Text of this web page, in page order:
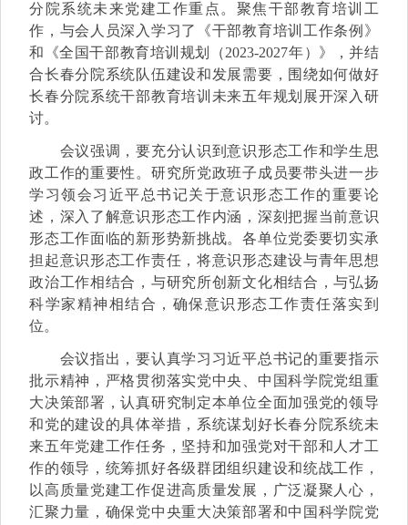
分院系统未来党建工作重点。聚焦干部教育培训工
作，与会人员深入学习了《干部教育培训工作条例》
和《全国干部教育培训规划（2023-2027年）》，并结
合长春分院系统队伍建设和发展需要，围绕如何做好
长春分院系统干部教育培训未来五年规划展开深入研
讨。
会议强调，要充分认识到意识形态工作和学生思
政工作的重要性。研究所党政班子成员要带头进一步
学习领会习近平总书记关于意识形态工作的重要论
述，深入了解意识形态工作内涵，深刻把握当前意识
形态工作面临的新形势新挑战。各单位党委要切实承
担起意识形态工作责任，将意识形态建设与青年思想
政治工作相结合，与研究所创新文化相结合，与弘扬
科学家精神相结合，确保意识形态工作责任落实到
位。
会议指出，要认真学习习近平总书记的重要指示
批示精神，严格贯彻落实党中央、中国科学院党组重
大决策部署，认真研究制定本单位全面加强党的领导
和党的建设的具体举措，系统谋划好长春分院系统未
来五年党建工作任务，坚持和加强党对干部和人才工
作的领导，统筹抓好各级群团组织建设和统战工作，
以高质量党建工作促进高质量发展，广泛凝聚人心，
汇聚力量，确保党中央重大决策部署和中国科学院党